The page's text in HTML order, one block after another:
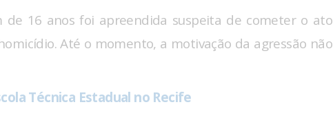
de 16 anos foi apreendida suspeita de cometer o ato
Até o momento, a motivação da agressão não
Técnica Estadual no Recife